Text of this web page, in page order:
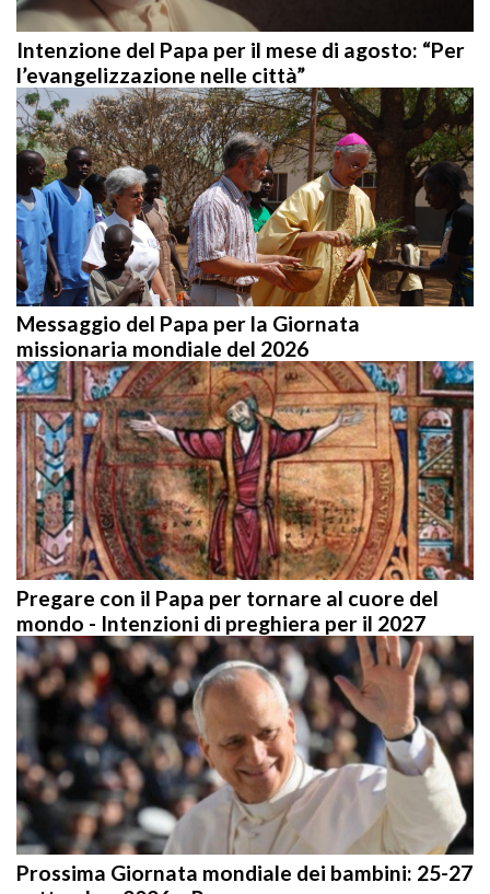
Intenzione del Papa per il mese di agosto: “Per
l’evangelizzazione nelle città”
Messaggio del Papa per la Giornata
missionaria mondiale del 2026
Pregare con il Papa per tornare al cuore del
mondo - Intenzioni di preghiera per il 2027
Prossima Giornata mondiale dei bambini: 25-27
settembre 2026 a Roma